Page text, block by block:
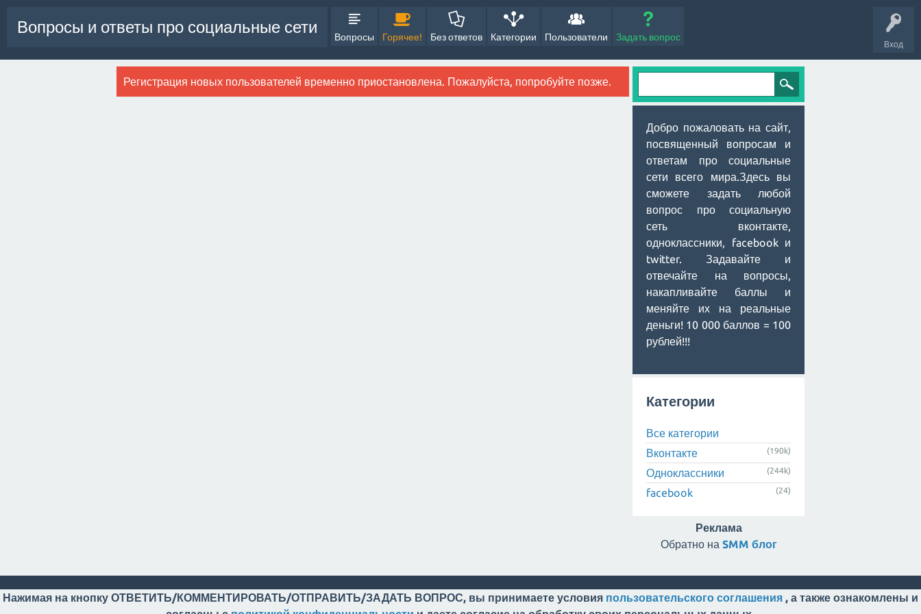
Вход
Вопросы и ответы про социальные сети
Вопросы Горячее! Без ответов Категории Пользователи Задать вопрос
Регистрация новых пользователей временно приостановлена. Пожалуйста, попробуйте позже.
Добро пожаловать на сайт,
посвященный вопросам и
ответам про социальные
сети всего мира.Здесь вы
сможете задать любой
вопрос про социальную
сеть вконтакте,
одноклассники, facebook и
twitter. Задавайте и
отвечайте на вопросы,
накапливайте баллы и
меняйте их на реальные
деньги! 10 000 баллов = 100
рублей!!!
Категории
Все категории
Вконтакте
(190k)
Одноклассники (244k)
facebook (24)
Реклама
Обратно на SMM блог
Нажимая на кнопку ОТВЕТИТЬ/КОММЕНТИРОВАТЬ/ОТПРАВИТЬ/ЗАДАТЬ ВОПРОС, вы принимаете условия пользовательского соглашения , а также ознакомлены и